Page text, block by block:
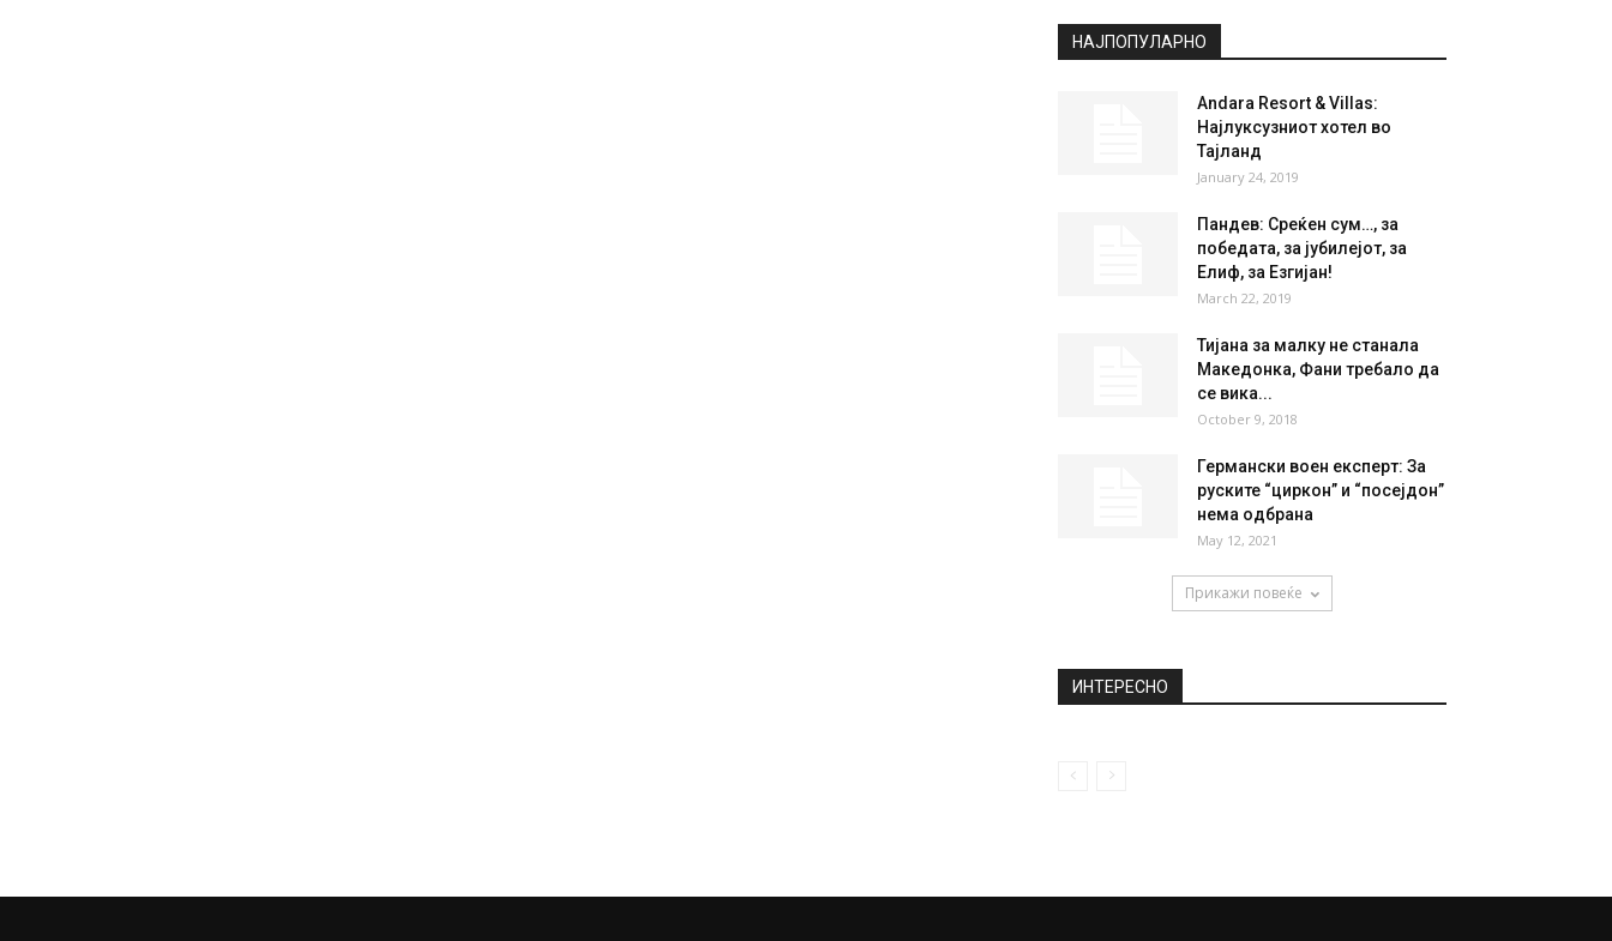
НАЈПОПУЛАРНО
Andara Resort & Villas:
Најлуксузниот хотел во
Тајланд
January 24, 2019
Пандев: Среќен сум…, за
победата, за јубилејот, за
Елиф, за Езгијан!
March 22, 2019
Тијана за малку не станала
Македонка, Фани требало да
се вика...
October 9, 2018
Германски воен експерт: За
руските “циркон” и “посејдон”
нема одбрана
May 12, 2021
Прикажи повеќе
ИНТЕРЕСНО